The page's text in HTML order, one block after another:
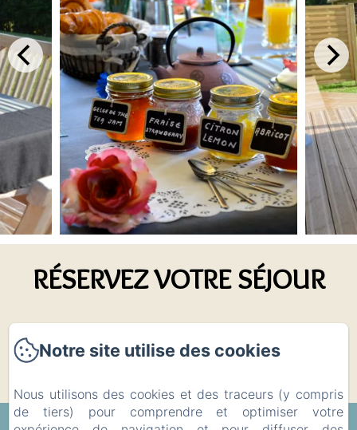
RÉSERVEZ VOTRE SÉJOUR
Je réserve !
Notre site utilise des cookies
Nous utilisons des cookies et des traceurs (y compris
de tiers) pour comprendre et optimiser votre